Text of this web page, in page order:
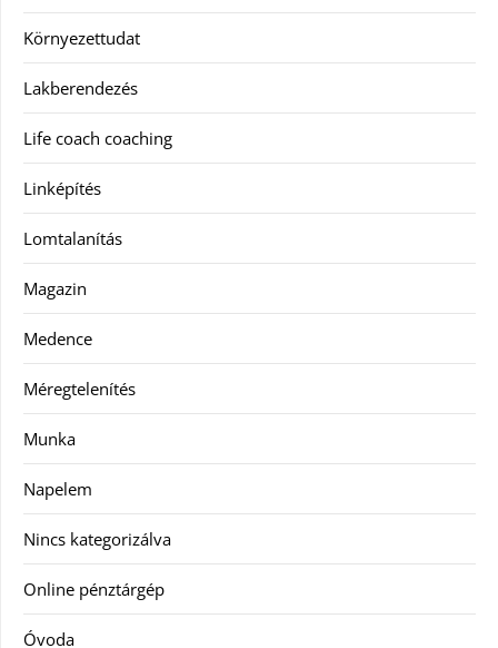
Környezettudat
Lakberendezés
Life coach coaching
Linképítés
Lomtalanítás
Magazin
Medence
Méregtelenítés
Munka
Napelem
Nincs kategorizálva
Online pénztárgép
Óvoda